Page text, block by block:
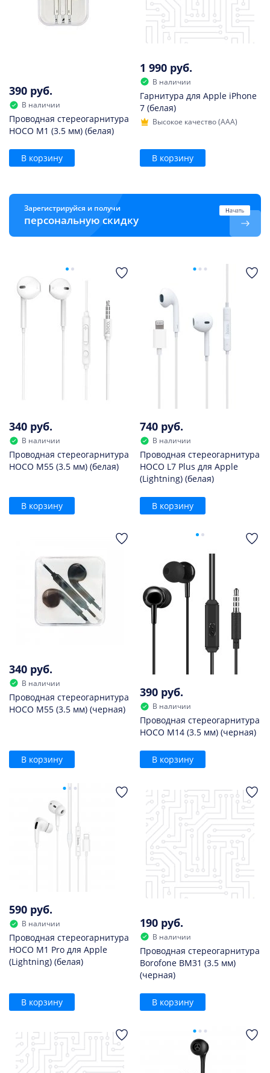
390 руб.
В наличии
Проводная стереогарнитура
HOCO M1 (3.5 мм) (белая)
В корзину
1 990 руб.
В наличии
Гарнитура для Apple iPhone
7 (белая)
Высокое качество (AAA)
В корзину
Зарегистрируйся и получи
персональную скидку
Начать
340 руб.
В наличии
Проводная стереогарнитура
HOCO M55 (3.5 мм) (белая)
В корзину
740 руб.
В наличии
Проводная стереогарнитура
HOCO L7 Plus для Apple
(Lightning) (белая)
В корзину
340 руб.
В наличии
Проводная стереогарнитура
HOCO M55 (3.5 мм) (черная)
В корзину
390 руб.
В наличии
Проводная стереогарнитура
HOCO M14 (3.5 мм) (черная)
В корзину
590 руб.
В наличии
Проводная стереогарнитура
HOCO M1 Pro для Apple
(Lightning) (белая)
В корзину
190 руб.
В наличии
Проводная стереогарнитура
Borofone BM31 (3.5 мм)
(черная)
В корзину